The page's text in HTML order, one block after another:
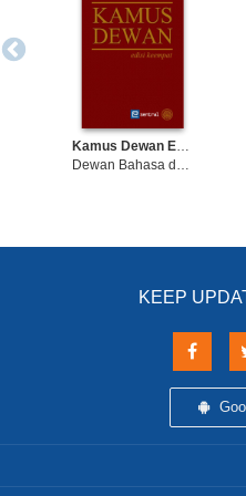
Kamus Dewan Edisi Keempat
Dewan Bahasa dan Pustaka
KEEP